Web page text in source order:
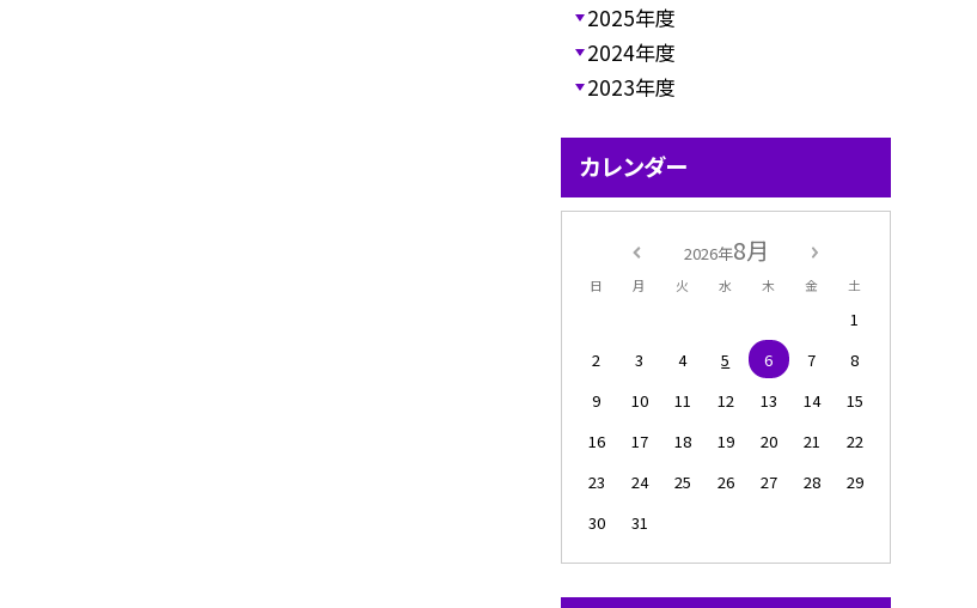
2025年度
2024年度
2023年度
カレンダー
2026年8月
日 月 火 水 木 金 土
1
2
3 4 5 6 7
8
9
10 11 12 13 14
15
16
17 18 19 20 21
22
23
24 25 26 27 28
29
30
31